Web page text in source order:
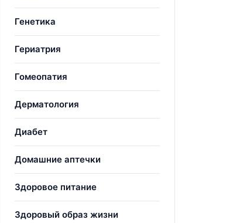
Генетика
Гериатрия
Гомеопатия
Дерматология
Диабет
Домашние аптечки
Здоровое питание
Здоровый образ жизни